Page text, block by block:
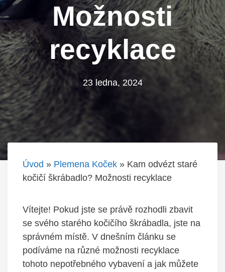
Možnosti
recyklace
23 ledna, 2024
Úvod » Plemena Koček » Kam odvézt staré
kočičí škrábadlo? Možnosti recyklace
Vítejte! Pokud jste se právě rozhodli zbavit
se svého starého kočičího škrábadla, jste na
správném místě. V dnešním článku se
podíváme na různé možnosti recyklace
tohoto nepotřebného vybavení a jak můžete